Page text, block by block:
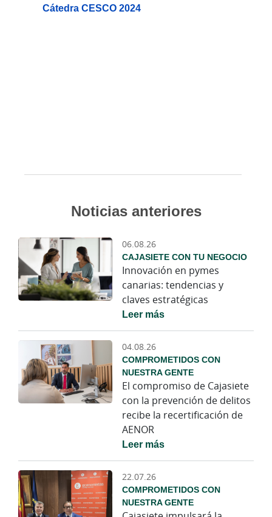
Cátedra CESCO 2024
Noticias anteriores
06.08.26
CAJASIETE CON TU NEGOCIO
Innovación en pymes
canarias: tendencias y
claves estratégicas
Leer más
04.08.26
COMPROMETIDOS CON
NUESTRA GENTE
El compromiso de Cajasiete
con la prevención de delitos
recibe la recertificación de
AENOR
Leer más
22.07.26
COMPROMETIDOS CON
NUESTRA GENTE